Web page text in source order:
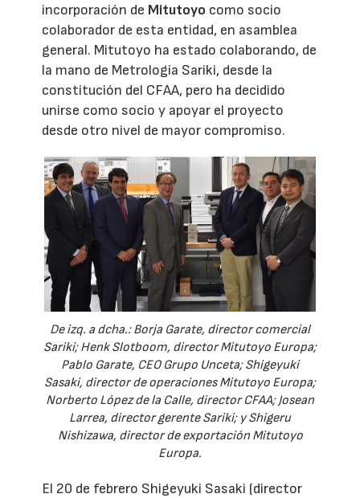
incorporación de Mitutoyo como socio
colaborador de esta entidad, en asamblea
general. Mitutoyo ha estado colaborando, de
la mano de Metrología Sariki, desde la
constitución del CFAA, pero ha decidido
unirse como socio y apoyar el proyecto
desde otro nivel de mayor compromiso.
De izq. a dcha.: Borja Garate, director comercial
Sariki; Henk Slotboom, director Mitutoyo Europa;
Pablo Garate, CEO Grupo Unceta; Shigeyuki
Sasaki, director de operaciones Mitutoyo Europa;
Norberto López de la Calle, director CFAA; Josean
Larrea, director gerente Sariki; y Shigeru
Nishizawa, director de exportación Mitutoyo
Europa.
El 20 de febrero Shigeyuki Sasaki (director